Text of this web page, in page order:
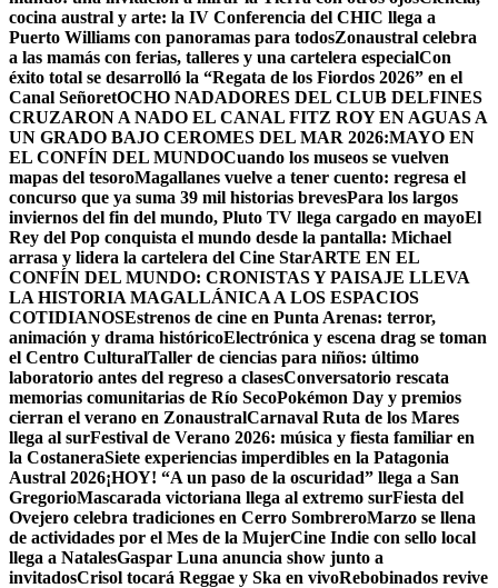
cocina austral y arte: la IV Conferencia del CHIC llega a
Puerto Williams con panoramas para todosZonaustral celebra
a las mamás con ferias, talleres y una cartelera especialCon
éxito total se desarrolló la “Regata de los Fiordos 2026” en el
Canal SeñoretOCHO NADADORES DEL CLUB DELFINES
CRUZARON A NADO EL CANAL FITZ ROY EN AGUAS A
UN GRADO BAJO CEROMES DEL MAR 2026:MAYO EN
EL CONFÍN DEL MUNDOCuando los museos se vuelven
mapas del tesoroMagallanes vuelve a tener cuento: regresa el
concurso que ya suma 39 mil historias brevesPara los largos
inviernos del fin del mundo, Pluto TV llega cargado en mayoEl
Rey del Pop conquista el mundo desde la pantalla: Michael
arrasa y lidera la cartelera del Cine StarARTE EN EL
CONFÍN DEL MUNDO: CRONISTAS Y PAISAJE LLEVA
LA HISTORIA MAGALLÁNICA A LOS ESPACIOS
COTIDIANOSEstrenos de cine en Punta Arenas: terror,
animación y drama históricoElectrónica y escena drag se toman
el Centro CulturalTaller de ciencias para niños: último
laboratorio antes del regreso a clasesConversatorio rescata
memorias comunitarias de Río SecoPokémon Day y premios
cierran el verano en ZonaustralCarnaval Ruta de los Mares
llega al surFestival de Verano 2026: música y fiesta familiar en
la CostaneraSiete experiencias imperdibles en la Patagonia
Austral 2026¡HOY! “A un paso de la oscuridad” llega a San
GregorioMascarada victoriana llega al extremo surFiesta del
Ovejero celebra tradiciones en Cerro SombreroMarzo se llena
de actividades por el Mes de la MujerCine Indie con sello local
llega a NatalesGaspar Luna anuncia show junto a
invitadosCrisol tocará Reggae y Ska en vivoRebobinados revive